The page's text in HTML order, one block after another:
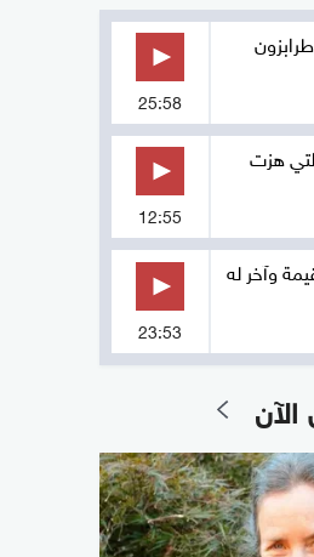
25:58
هزت
12:55
وآخر له
23:53